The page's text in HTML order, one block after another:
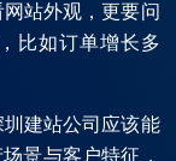
站外观，更要问
比如订单增长多
建站公司应该能
景与客户特征，